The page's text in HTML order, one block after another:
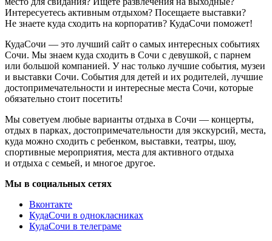
Интересуетесь активным отдыхом? Посещаете выставки?
Не знаете куда сходить на корпоратив? КудаСочи поможет!
КудаСочи — это лучший сайт о самых интересных событиях
Сочи. Мы знаем куда сходить в Сочи с девушкой, с парнем
или большой компанией. У нас только лучшие события, музеи
и выставки Сочи. События для детей и их родителей, лучшие
достопримечательности и интересные места Сочи, которые
обязательно стоит посетить!
Мы советуем любые варианты отдыха в Сочи — концерты,
отдых в парках, достопримечательности для экскурсий, места,
куда можно сходить с ребенком, выставки, театры, шоу,
спортивные мероприятия, места для активного отдыха
и отдыха с семьей, и многое другое.
Мы в социальных сетях
Вконтакте
КудаСочи в однокласниках
КудаСочи в телеграме